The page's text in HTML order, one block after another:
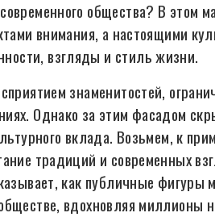
общества? В этом
внимания, а настоящими
взгляды и стиль жизни.
знаменитостей,
Однако за этим фасадом
вклада. Возьмем, к
традиций и современных
как публичные фигуры
вдохновляя миллионы